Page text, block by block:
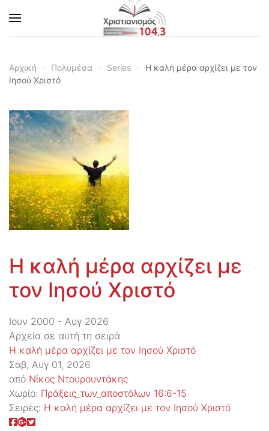
Skip to main content
Αρχική Πολυμέσα Series
Η καλή μέρα αρχίζει με τον
Ιησού Χριστό
Η καλή μέρα αρχίζει με
τον Ιησού Χριστό
Ιουν 2000 - Αυγ 2026
Αρχεία σε αυτή τη σειρά
Η καλή μέρα αρχίζει με τον Ιησού Χριστό
Σαβ, Αυγ 01, 2026
από Νίκος Ντουρουντάκης
Χωρίο: Πράξεις_των_αποστόλων 16:6-15
Σειρές: Η καλή μέρα αρχίζει με τον Ιησού Χριστό